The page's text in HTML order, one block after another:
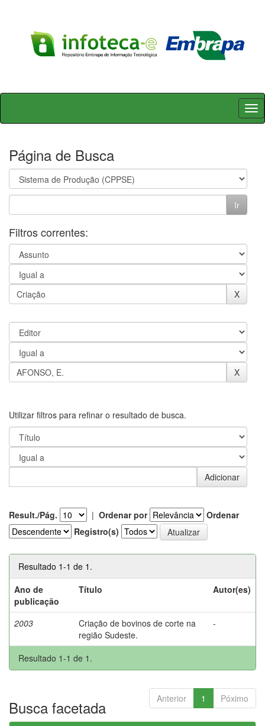
Skip
Página de Busca
Filtros correntes:
Utilizar filtros para refinar o resultado de busca.
Result./Pág. | Ordenar por
Ordenar
Registro(s)
Resultado 1-1 de 1.
Ano de
publicação
Título Autor(es)
2003
Criação de bovinos de corte na
região Sudeste.
-
Resultado 1-1 de 1.
Anterior 1 Póximo
Busca facetada